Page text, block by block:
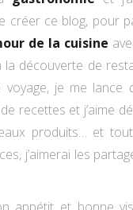
créer ce blog, pour
de la cuisine
la découverte de
voyage, je me lance
recettes et j’aime
produits… et
j’aimerai les